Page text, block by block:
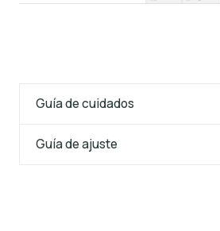
Guía de cuidados
Guía de ajuste